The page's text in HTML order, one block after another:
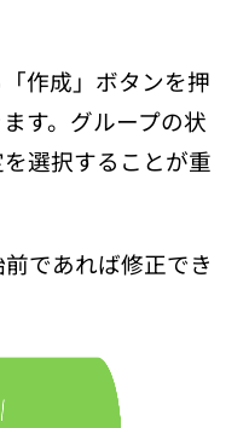
作成」ボタンを押
す。グループの状
選択することが重
であれば修正でき